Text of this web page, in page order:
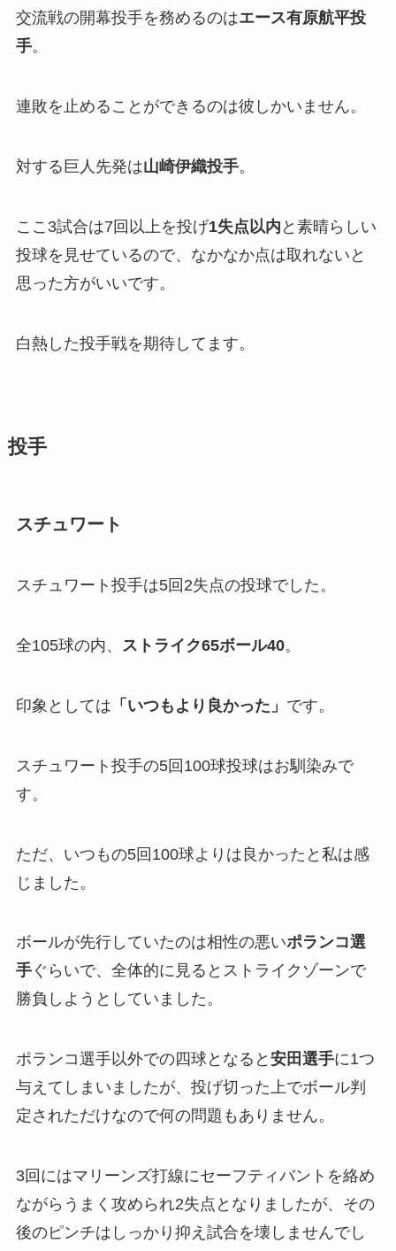
交流戦の開幕投手を務めるのはエース有原航平投
手。
連敗を止めることができるのは彼しかいません。
対する巨人先発は山崎伊織投手。
ここ3試合は7回以上を投げ1失点以内 と素晴らしい
投球を見せているので、なかなか点は取れないと
思った方がいいです。
白熱した投手戦を期待してます。
投手
スチュワート
スチュワート投手は5回2失点の投球でした。
全105球の内、 ストライク65ボール40。
印象としては 「 いつもより良かった」 です。
スチュワート投手の5回100球投球はお馴染みで
す。
ただ、いつもの5回100球よりは良かったと私は感
じました。
ボールが先行していたのは相性の悪いポランコ選
手ぐらいで、全体的に見るとストライクゾーンで
勝負しようとしていました。
ポランコ選手以外での四球となると 安田選手に1つ
与えてしまいましたが、投げ切った上でボール判
定されただけなので何の問題もありません。
3回にはマリーンズ打線にセーフティバントを絡め
ながらうまく攻められ2失点となりましたが、その
後のピンチはしっかり抑え試合を壊しませんでし